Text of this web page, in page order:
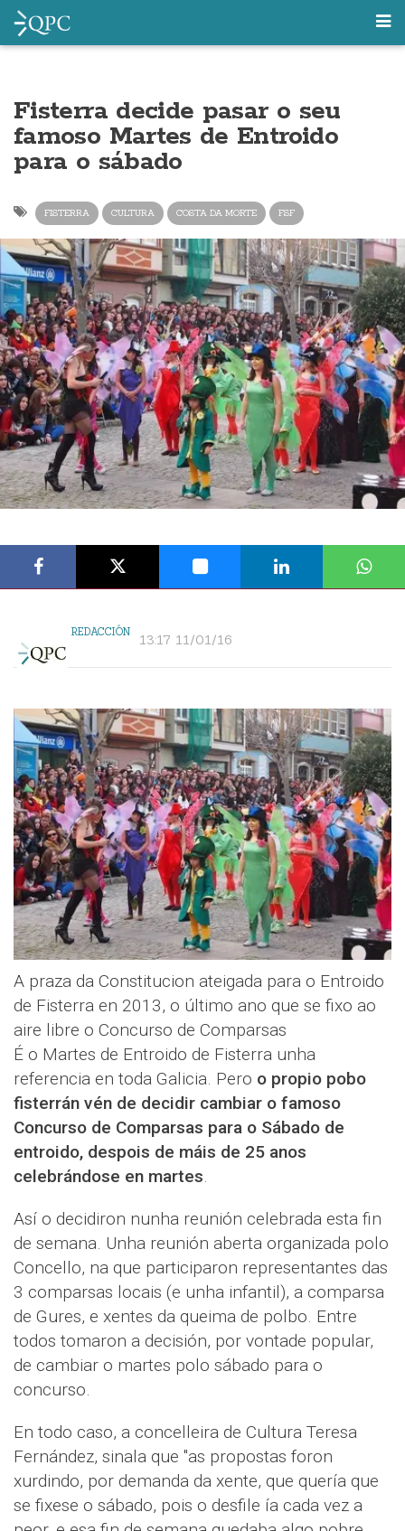
Fisterra decide pasar o seu
famoso Martes de Entroido
para o sábado
FISTERRA CULTURA COSTA DA MORTE FSF
REDACCIÓN 13:17 11/01/16
A praza da Constitucion ateigada para o Entroido
de Fisterra en 2013, o último ano que se fixo ao
aire libre o Concurso de Comparsas
É o Martes de Entroido de Fisterra unha
referencia en toda Galicia. Pero o propio pobo
fisterrán vén de decidir cambiar o famoso
Concurso de Comparsas para o Sábado de
entroido, despois de máis de 25 anos
celebrándose en martes.
Así o decidiron nunha reunión celebrada esta fin
de semana. Unha reunión aberta organizada polo
Concello, na que participaron representantes das
3 comparsas locais (e unha infantil), a comparsa
de Gures, e xentes da queima de polbo. Entre
todos tomaron a decisión, por vontade popular,
de cambiar o martes polo sábado para o
concurso.
En todo caso, a concelleira de Cultura Teresa
Fernández, sinala que "as propostas foron
xurdindo, por demanda da xente, que quería que
se fixese o sábado, pois o desfile ía cada vez a